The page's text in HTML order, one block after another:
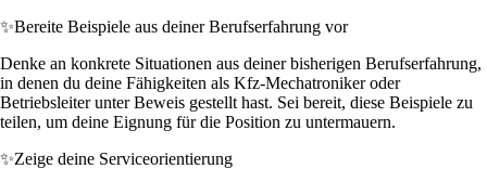
✨Bereite Beispiele aus deiner Berufserfahrung vor
Denke an konkrete Situationen aus deiner bisherigen Berufserfahrung,
in denen du deine Fähigkeiten als Kfz-Mechatroniker oder
Betriebsleiter unter Beweis gestellt hast. Sei bereit, diese Beispiele zu
teilen, um deine Eignung für die Position zu untermauern.
✨Zeige deine Serviceorientierung